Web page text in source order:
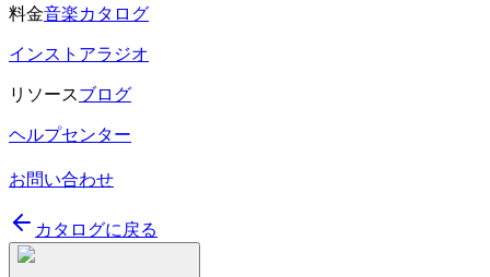
料金音楽カタログ
インストアラジオ
リソースブログ
ヘルプセンター
お問い合わせ
カタログに戻る